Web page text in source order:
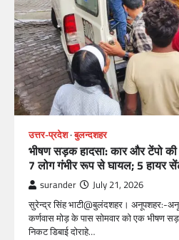
उत्तर-प्रदेश बुलन्दशहर
भीषण सड़क हादसा: कार और टेंपो
7 लोग गंभीर रूप से घायल; 5 हायर
surander July 21, 2026
सुरेन्द्र सिंह भाटी@बुलंदशहर। अनूपशहर:-
कर्णवास मोड़ के पास सोमवार को एक भीषण
निकट डिबाई दोराहे…